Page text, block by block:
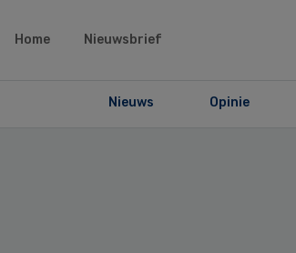
Home Nieuwsbrief
Nieuws Opinie